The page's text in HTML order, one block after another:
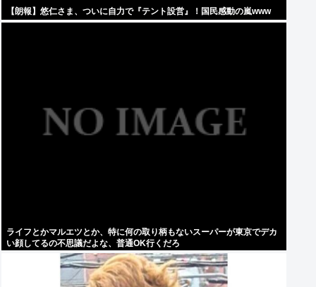
【朗報】悠仁さま、ついに自力で『テント設営』！国民感動の嵐www
ライフとかマルエツとか、特に何の取り柄もないスーパーが東京でデカ
い顔してるの不思議だよな、普通OK行くだろ